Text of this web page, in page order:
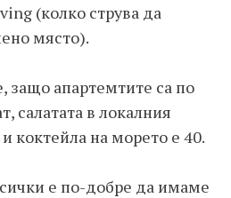
(колко струва да
място).
защо апартемтите са по
салатата в локалния
коктейла на морето е 40.
е по-добре да имаме